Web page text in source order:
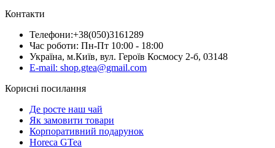
Контакти
Телефони:+38(050)3161289
Час роботи: Пн-Пт 10:00 - 18:00
Україна, м.Київ, вул. Героїв Космосу 2-б, 03148
E-mail: shop.gtea@gmail.com
Корисні посилання
Де росте наш чай
Як замовити товари
Корпоративний подарунок
Horeca GTea